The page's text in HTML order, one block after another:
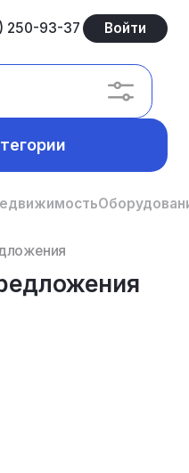
250-93-37 Войти